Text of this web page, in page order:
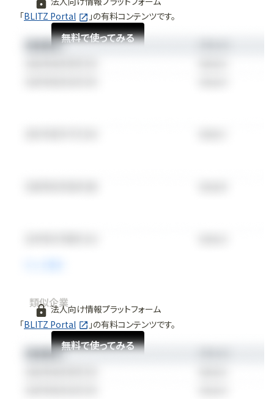
「BLITZ Portal 」の有料コンテンツです。
無料で使ってみる
法人向け情報プラットフォーム
「BLITZ Portal 」の有料コンテンツです。
無料で使ってみる
類似企業